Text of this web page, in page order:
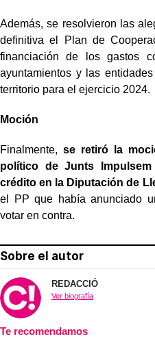
Además, se resolvieron las
definitiva el Plan de
financiación de los gastos
ayuntamientos y las
territorio para el ejercicio 2024.
Moción
Finalmente,se retiró la
político de Junts
crédito en la Diputación de
el PP que había anunciado
votar en contra.
Sobre el autor
REDACCIÓ
Ver biografía